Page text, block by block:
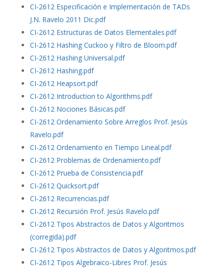
CI-2612 Especificación e Implementación de TADs
J.N. Ravelo 2011 Dic.pdf
CI-2612 Estructuras de Datos Elementales.pdf
CI-2612 Hashing Cuckoo y Filtro de Bloom.pdf
CI-2612 Hashing Universal.pdf
CI-2612 Hashing.pdf
CI-2612 Heapsort.pdf
CI-2612 Introduction to Algorithms.pdf
CI-2612 Nociones Básicas.pdf
CI-2612 Ordenamiento Sobre Arreglos Prof. Jesús
Ravelo.pdf
CI-2612 Ordenamiento en Tiempo Lineal.pdf
CI-2612 Problemas de Ordenamiento.pdf
CI-2612 Prueba de Consistencia.pdf
CI-2612 Quicksort.pdf
CI-2612 Recurrencias.pdf
CI-2612 Recursión Prof. Jesús Ravelo.pdf
CI-2612 Tipos Abstractos de Datos y Algoritmos
(corregida).pdf
CI-2612 Tipos Abstractos de Datos y Algoritmos.pdf
CI-2612 Tipos Algebraico-Libres Prof. Jesús